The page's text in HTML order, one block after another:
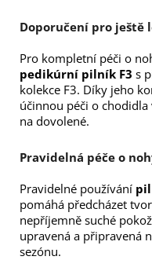
Doporučení pro ještě
Pro kompletní péči o
pedikúrní pilník F3 s
kolekce F3. Díky jeho
účinnou péči o chodidla
na dovolené.
Pravidelná péče o
Pravidelné používání
pomáhá předcházet
nepříjemně suché
upravená a připravená
sezónu.